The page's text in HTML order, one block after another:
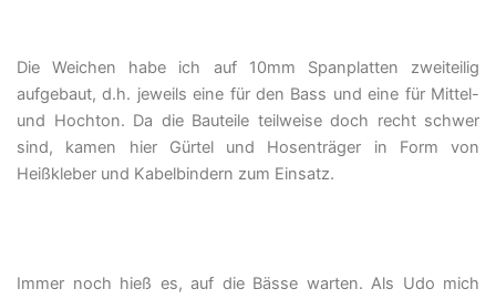
Die Weichen habe ich auf 10mm Spanplatten zweiteilig
aufgebaut, d.h. jeweils eine für den Bass und eine für Mittel-
und Hochton. Da die Bauteile teilweise doch recht schwer
sind, kamen hier Gürtel und Hosenträger in Form von
Heißkleber und Kabelbindern zum Einsatz.
Immer noch hieß es, auf die Bässe warten. Als Udo mich